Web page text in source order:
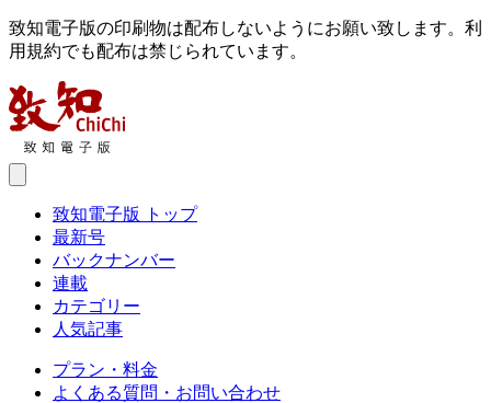
致知電子版の印刷物は配布しないようにお願い致します。利
用規約でも配布は禁じられています。
致知電子版 トップ
最新号
バックナンバー
連載
カテゴリー
人気記事
プラン・料金
よくある質問・お問い合わせ